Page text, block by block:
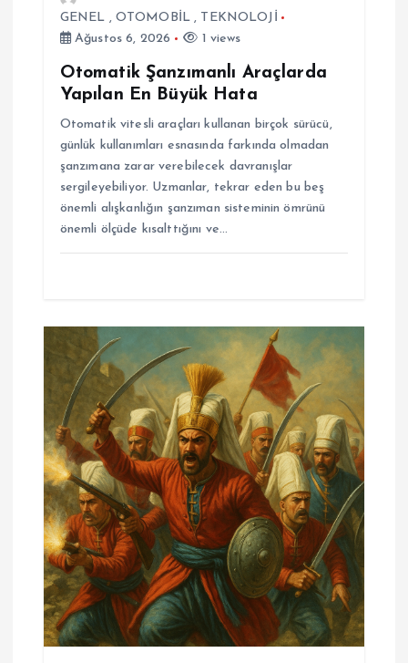
GENEL , OTOMOBİL , TEKNOLOJİ
Ağustos 6, 2026
1 views
Otomatik Şanzımanlı Araçlarda
Yapılan En Büyük Hata
Otomatik vitesli araçları kullanan birçok sürücü,
günlük kullanımları esnasında farkında olmadan
şanzımana zarar verebilecek davranışlar
sergileyebiliyor. Uzmanlar, tekrar eden bu beş
önemli alışkanlığın şanzıman sisteminin ömrünü
önemli ölçüde kısalttığını ve…